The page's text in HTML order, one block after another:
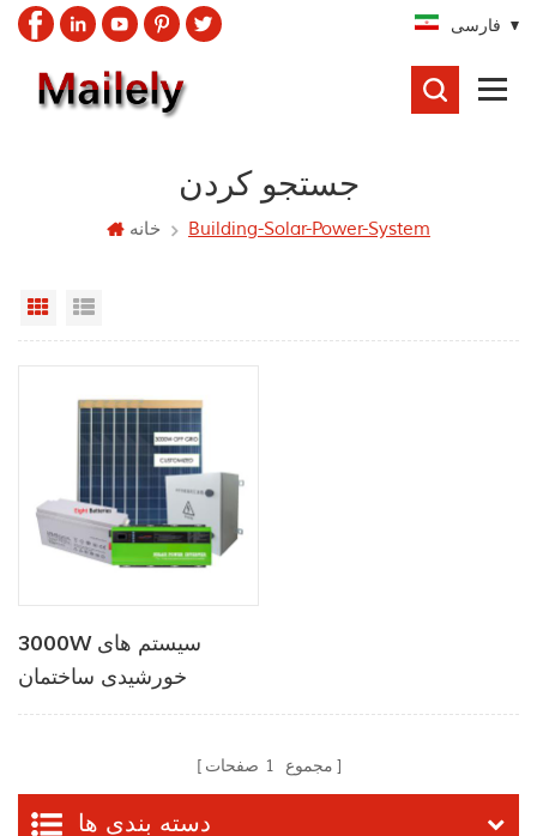
فارسی
جستجو کردن
خانه Building-Solar-Power-System
Grid View
3000W سیستم های
خورشیدی ساختمان
خورشیدی پشت بام
مجموع 1 صفحات
دسته بندی ها